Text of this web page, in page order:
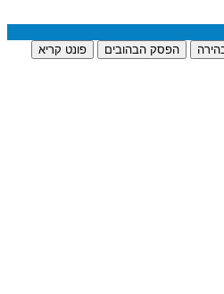
הפסק הבהובים
פונט קריא